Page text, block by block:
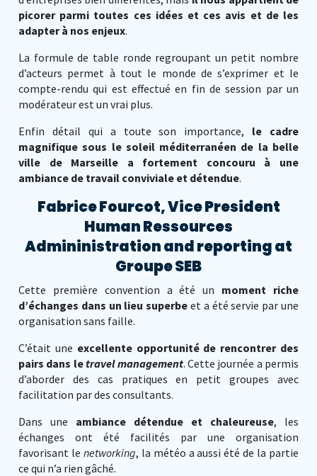
picorer parmi toutes ces idées et ces avis et de les
adapter à nos enjeux.
La formule de table ronde regroupant un petit nombre
d’acteurs permet à tout le monde de s’exprimer et le
compte-rendu qui est effectué en fin de session par un
modérateur est un vrai plus.
Enfin détail qui a toute son importance, le cadre
magnifique sous le soleil méditerranéen de la belle
ville de Marseille a fortement concouru à une
ambiance de travail conviviale et détendue.
Fabrice Fourcot, Vice President
Human Ressources
Admininistration and reporting at
Groupe SEB
Cette première convention a été un moment riche
d’échanges dans un lieu superbe et a été servie par une
organisation sans faille.
C’était une excellente opportunité de rencontrer des
pairs dans letravel management. Cette journée a permis
d’aborder des cas pratiques en petit groupes avec
facilitation par des consultants.
Dans une ambiance détendue et chaleureuse, les
échanges ont été facilités par une organisation
favorisant le networking, la météo a aussi été de la partie
ce qui n’a rien gâché.